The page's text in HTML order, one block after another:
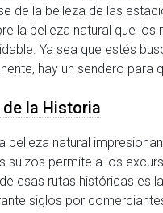
de la belleza de las
la belleza natural que
Ya sea que estés
hay un sendero
la Historia
natural
suizos permite a los
esas rutas históricas es
siglos por